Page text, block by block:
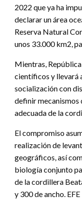
2022 que ya ha
declarar un área
Reserva Natural
unos 33.000 km2,
Mientras,
científicos y llevará
socialización con
definir mecanismos
adecuada de la
El compromiso
realización de
geográficos, así
biología conjunto
de la cordillera
y 300 de ancho. EFE